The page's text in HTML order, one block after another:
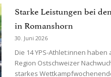
Starke Leistungen bei
in Romanshorn
30. Juni 2026
Die 14 YPS-Athlet:innen
Region Ostschweizer
starkes